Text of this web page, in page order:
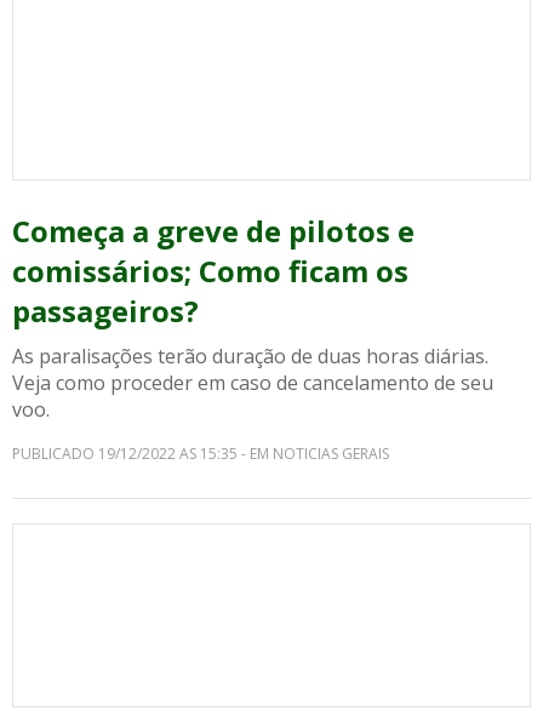
Começa a greve de pilotos e
comissários; Como ficam os
passageiros?
As paralisações terão duração de duas horas diárias.
Veja como proceder em caso de cancelamento de seu
voo.
PUBLICADO 19/12/2022 AS 15:35 - EM NOTICIAS GERAIS